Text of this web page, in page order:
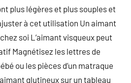
plus légères et plus souples et
à cet utilisation Un aimant
soi L’aimant visqueux peut
Magnétisez les lettres de
ou les pièces d’un matraque
glutineux sur un tableau